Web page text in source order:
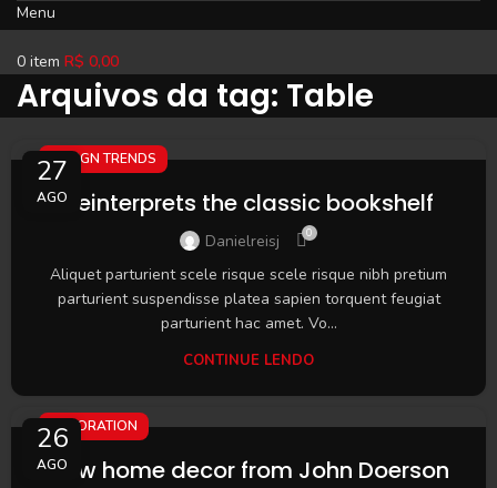
Menu
0 item R$ 0,00
Arquivos da tag: Table
27
AGO
DESIGN TRENDS
Reinterprets the classic bookshelf
Danielreisj 0
Aliquet parturient scele risque scele risque nibh pretium
parturient suspendisse platea sapien torquent feugiat
parturient hac amet. Vo...
CONTINUE LENDO
26
AGO
DECORATION
New home decor from John Doerson